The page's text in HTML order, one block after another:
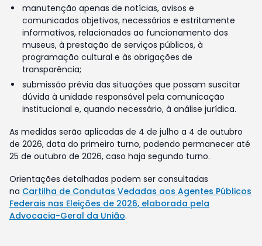
manutenção apenas de notícias, avisos e
comunicados objetivos, necessários e estritamente
informativos, relacionados ao funcionamento dos
museus, à prestação de serviços públicos, à
programação cultural e às obrigações de
transparência;
submissão prévia das situações que possam suscitar
dúvida à unidade responsável pela comunicação
institucional e, quando necessário, à análise jurídica.
As medidas serão aplicadas de 4 de julho a 4 de outubro
de 2026, data do primeiro turno, podendo permanecer até
25 de outubro de 2026, caso haja segundo turno.
Orientações detalhadas podem ser consultadas
na Cartilha de Condutas Vedadas aos Agentes Públicos
Federais nas Eleições de 2026, elaborada pela
Advocacia-Geral da União.